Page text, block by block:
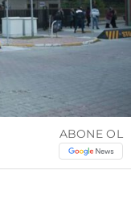
ABONE OL